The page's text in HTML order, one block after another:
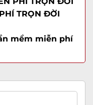
TRỌN ĐỜI
mềm miễn phí